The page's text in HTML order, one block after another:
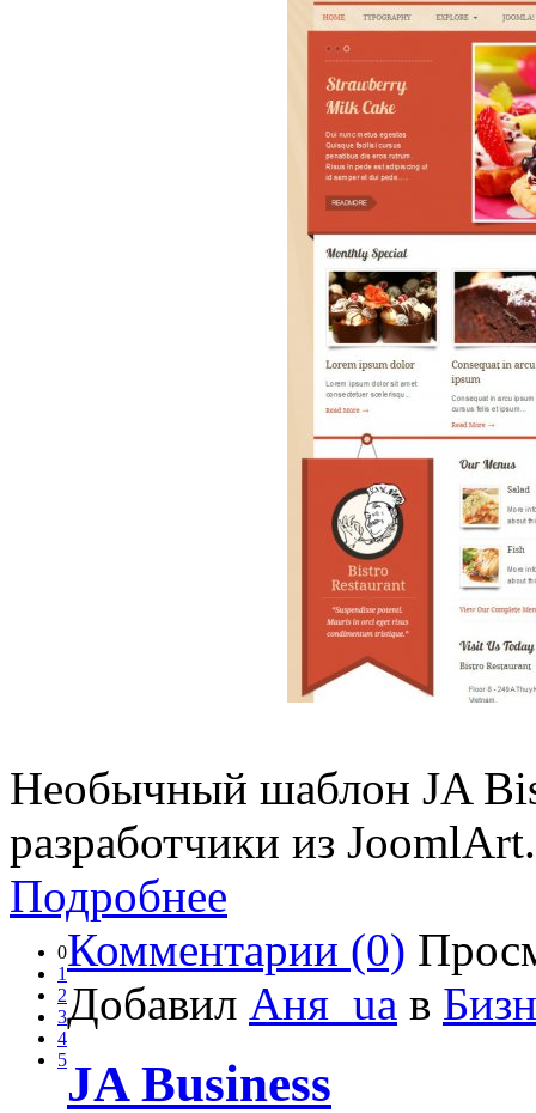
Необычный шаблон JA
разработчики из JoomlArt.
Подробнее
0
1
2
3
4
5
Комментарии (0)
Добавил Аня_ua в
JA Business